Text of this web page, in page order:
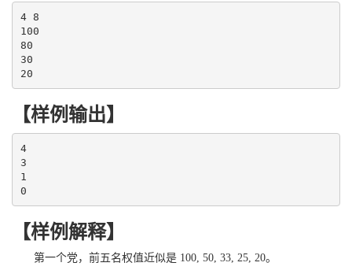
4 8
100
80
30
20
【样例输出】
4
3
1
0
【样例解释】
第一个党，前五名权值近似是 100, 50, 33, 25, 20。